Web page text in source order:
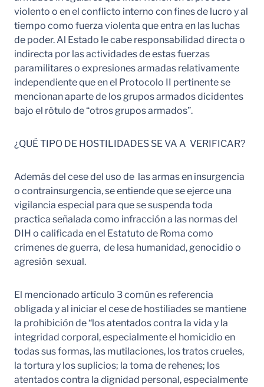
violento o en el conflicto interno con fines de lucro y al
tiempo como fuerza violenta que entra en las luchas
de poder. Al Estado le cabe responsabilidad directa o
indirecta por las actividades de estas fuerzas
paramilitares o expresiones armadas relativamente
independiente que en el Protocolo II pertinente se
mencionan aparte de los grupos armados dicidentes
bajo el rótulo de “otros grupos armados”.
¿QUÉ TIPO DE HOSTILIDADES SE VA A VERIFICAR?
Además del cese del uso de las armas en insurgencia
o contrainsurgencia, se entiende que se ejerce una
vigilancia especial para que se suspenda toda
practica señalada como infracción a las normas del
DIH o calificada en el Estatuto de Roma como
crimenes de guerra, de lesa humanidad, genocidio o
agresión sexual.
El mencionado artículo 3 común es referencia
obligada y al iniciar el cese de hostiliades se mantiene
la prohibición de “los atentados contra la vida y la
integridad corporal, especialmente el homicidio en
todas sus formas, las mutilaciones, los tratos crueles,
la tortura y los suplicios; la toma de rehenes; los
atentados contra la dignidad personal, especialmente